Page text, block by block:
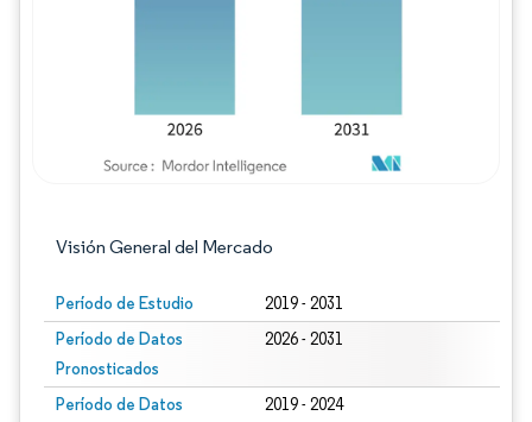
Visión General del Mercado
Período de Estudio 2019 - 2031
Período de Datos
Pronosticados
2026 - 2031
Período de Datos
2019 - 2024